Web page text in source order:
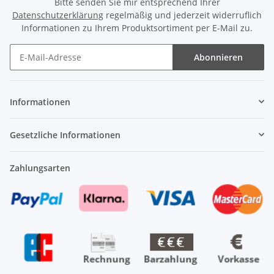
Datenschutzerklärung regelmäßig und jederzeit widerruflich
Informationen zu Ihrem Produktsortiment per E-Mail zu.
Abonnieren
Informationen
Gesetzliche Informationen
Zahlungsarten